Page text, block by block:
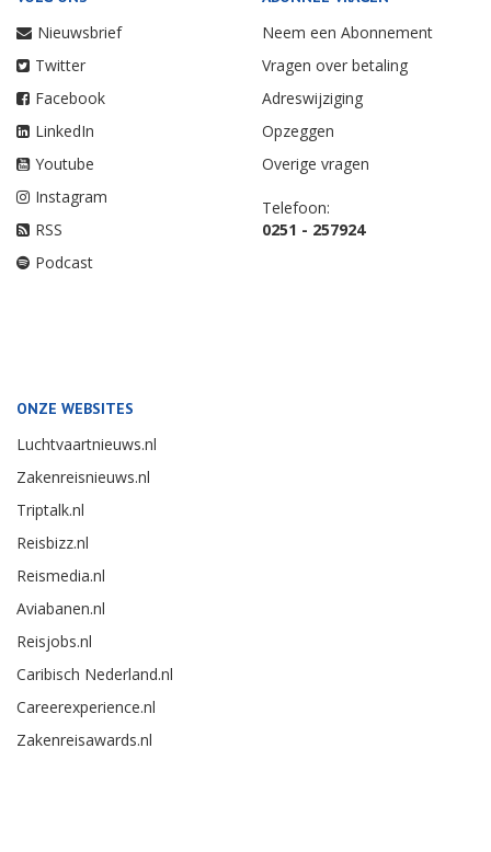
Nieuwsbrief
Twitter
Facebook
LinkedIn
Youtube
Instagram
RSS
Podcast
Neem een Abonnement
Vragen over betaling
Adreswijziging
Opzeggen
Overige vragen
Telefoon:
0251 - 257924
ONZE WEBSITES
Luchtvaartnieuws.nl
Zakenreisnieuws.nl
Triptalk.nl
Reisbizz.nl
Reismedia.nl
Aviabanen.nl
Reisjobs.nl
Caribisch Nederland.nl
Careerexperience.nl
Zakenreisawards.nl